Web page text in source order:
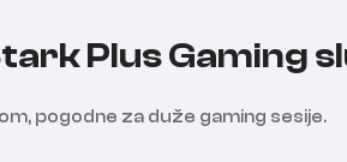
Plus Gaming
pogodne za duže gaming sesije.